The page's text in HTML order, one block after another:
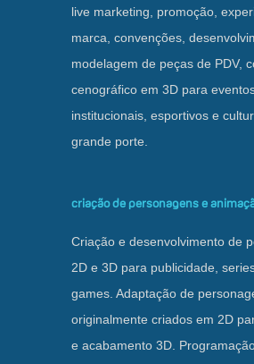
live marketing, promoção,
marca, convenções,
modelagem de peças de PDV,
cenográfico em 3D para
institucionais, esportivos e
grande porte.
criação de personagens e
Criação e desenvolvimento de
2D e 3D para publicidade,
games. Adaptação de
originalmente criados em 2D
e acabamento 3D.